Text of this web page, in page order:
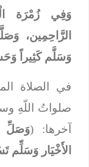
وَفِي زُمْرَة
الرَّاحِمِين،
وَسَلَّم كَثِيراً
في الصلاة
صلواتُ اللّهِ
آخرها: ( وَصَلِّ
الأَخْيَار وَسَلِّم